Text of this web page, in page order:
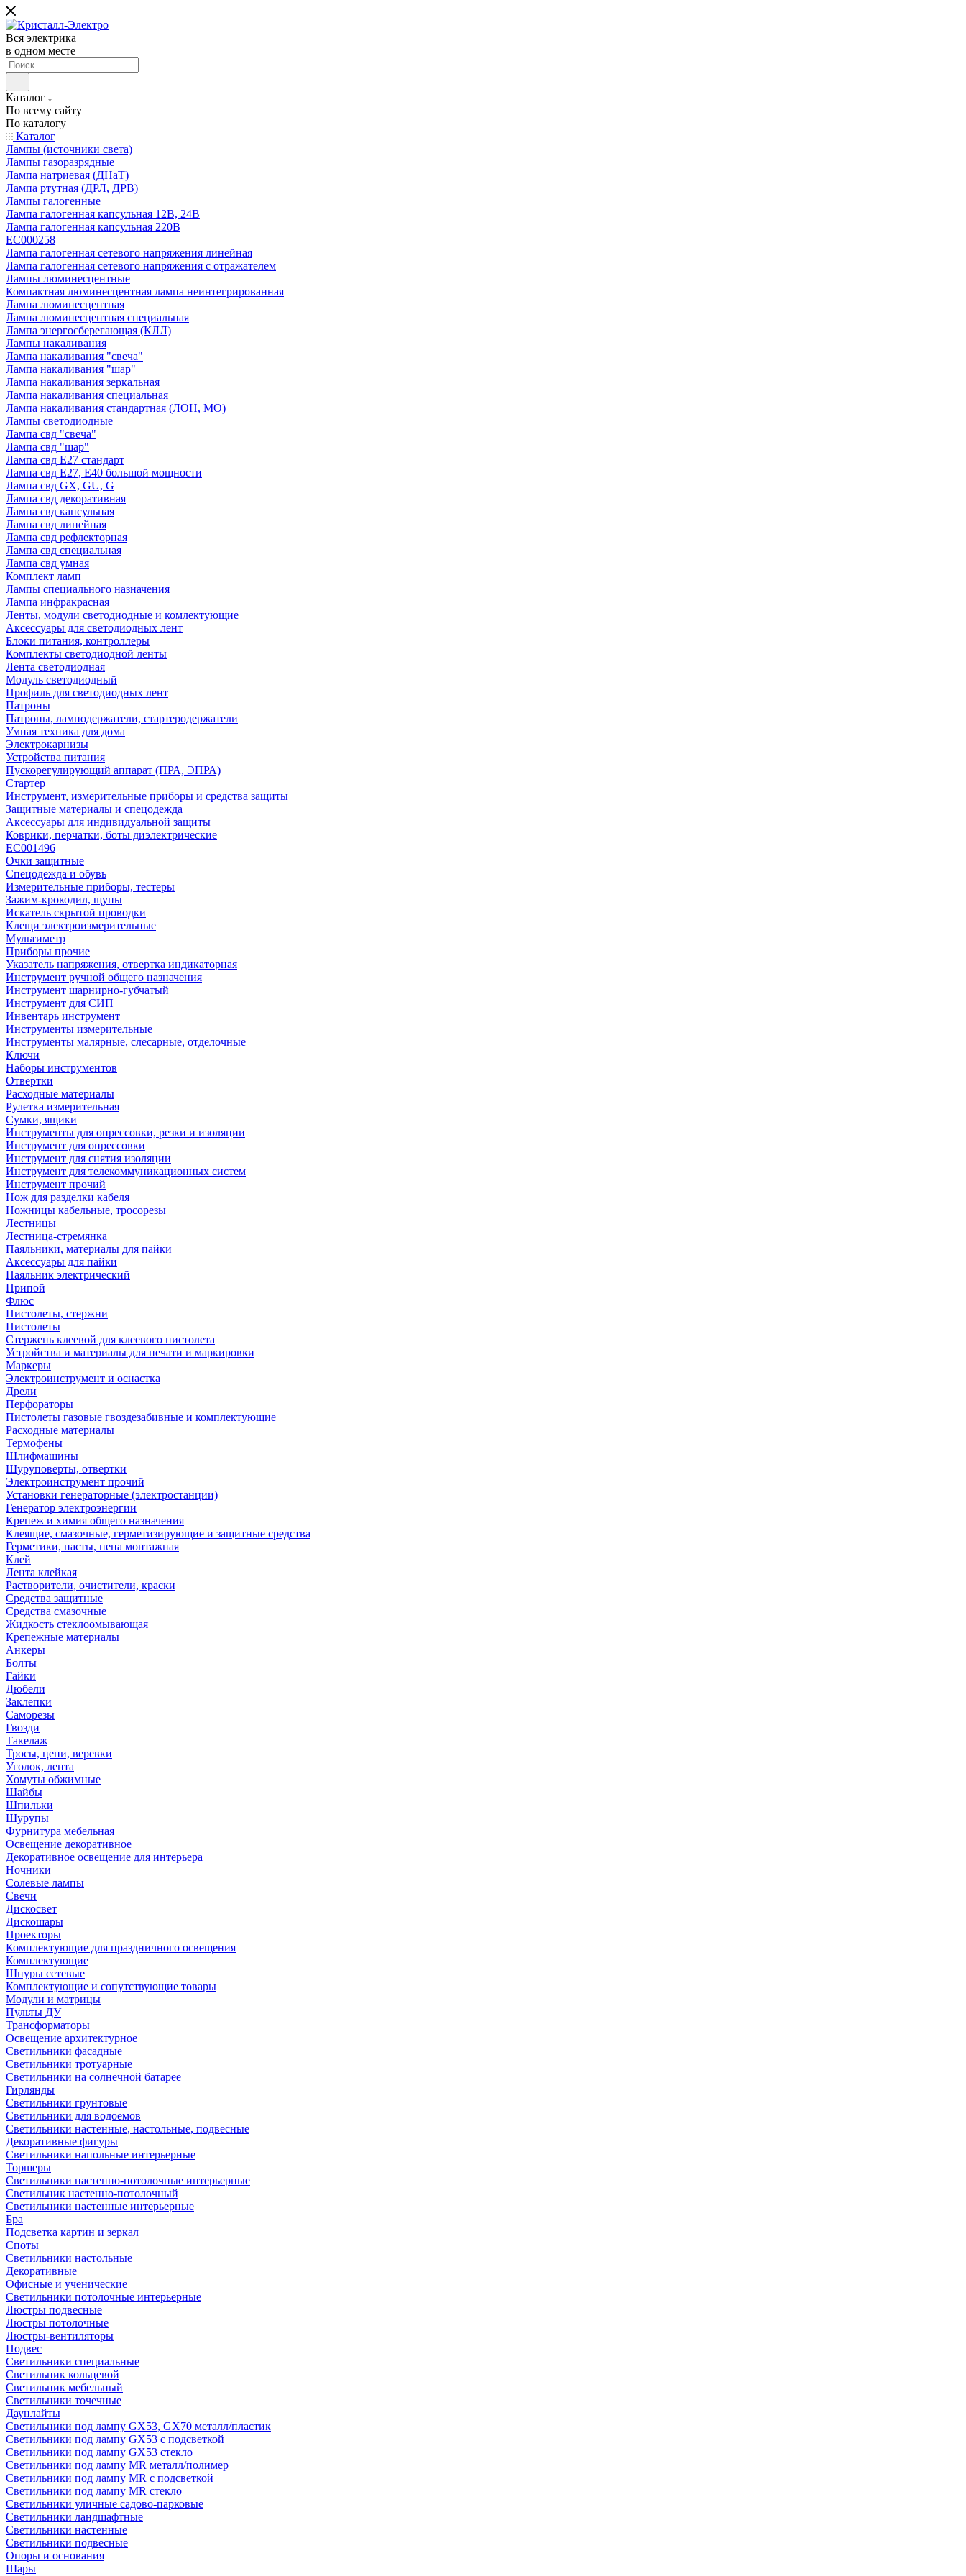
Вся электрика
в одном месте
Каталог
По всему сайту
По каталогу
Каталог
Лампы (источники света)
Лампы газоразрядные
Лампа натриевая (ДНаТ)
Лампа ртутная (ДРЛ, ДРВ)
Лампы галогенные
Лампа галогенная капсульная 12В, 24В
Лампа галогенная капсульная 220В
EC000258
Лампа галогенная сетевого напряжения линейная
Лампа галогенная сетевого напряжения с отражателем
Лампы люминесцентные
Компактная люминесцентная лампа неинтегрированная
Лампа люминесцентная
Лампа люминесцентная специальная
Лампа энергосберегающая (КЛЛ)
Лампы накаливания
Лампа накаливания "свеча"
Лампа накаливания "шар"
Лампа накаливания зеркальная
Лампа накаливания специальная
Лампа накаливания стандартная (ЛОН, МО)
Лампы светодиодные
Лампа свд "свеча"
Лампа свд "шар"
Лампа свд E27 стандарт
Лампа свд E27, Е40 большой мощности
Лампа свд GX, GU, G
Лампа свд декоративная
Лампа свд капсульная
Лампа свд линейная
Лампа свд рефлекторная
Лампа свд специальная
Лампа свд умная
Комплект ламп
Лампы специального назначения
Лампа инфракрасная
Ленты, модули светодиодные и комлектующие
Аксессуары для светодиодных лент
Блоки питания, контроллеры
Комплекты светодиодной ленты
Лента светодиодная
Модуль светодиодный
Профиль для светодиодных лент
Патроны
Патроны, ламподержатели, стартеродержатели
Умная техника для дома
Электрокарнизы
Устройства питания
Пускорегулирующий аппарат (ПРА, ЭПРА)
Стартер
Инструмент, измерительные приборы и средства защиты
Защитные материалы и спецодежда
Аксессуары для индивидуальной защиты
Коврики, перчатки, боты диэлектрические
EC001496
Очки защитные
Спецодежда и обувь
Измерительные приборы, тестеры
Зажим-крокодил, щупы
Искатель скрытой проводки
Клещи электроизмерительные
Мультиметр
Приборы прочие
Указатель напряжения, отвертка индикаторная
Инструмент ручной общего назначения
Инструмент шарнирно-губчатый
Инструмент для СИП
Инвентарь инструмент
Инструменты измерительные
Инструменты малярные, слесарные, отделочные
Ключи
Наборы инструментов
Отвертки
Расходные материалы
Рулетка измерительная
Сумки, ящики
Инструменты для опрессовки, резки и изоляции
Инструмент для опрессовки
Инструмент для снятия изоляции
Инструмент для телекоммуникационных систем
Инструмент прочий
Нож для разделки кабеля
Ножницы кабельные, тросорезы
Лестницы
Лестница-стремянка
Паяльники, материалы для пайки
Аксессуары для пайки
Паяльник электрический
Припой
Флюс
Пистолеты, стержни
Пистолеты
Стержень клеевой для клеевого пистолета
Устройства и материалы для печати и маркировки
Маркеры
Электроинструмент и оснастка
Дрели
Перфораторы
Пистолеты газовые гвоздезабивные и комплектующие
Расходные материалы
Термофены
Шлифмашины
Шуруповерты, отвертки
Электроинструмент прочий
Установки генераторные (электростанции)
Генератор электроэнергии
Крепеж и химия общего назначения
Клеящие, смазочные, герметизирующие и защитные средства
Герметики, пасты, пена монтажная
Клей
Лента клейкая
Растворители, очистители, краски
Средства защитные
Средства смазочные
Жидкость стеклоомывающая
Крепежные материалы
Анкеры
Болты
Гайки
Дюбели
Заклепки
Саморезы
Гвозди
Такелаж
Тросы, цепи, веревки
Уголок, лента
Хомуты обжимные
Шайбы
Шпильки
Шурупы
Фурнитура мебельная
Освещение декоративное
Декоративное освещение для интерьера
Ночники
Солевые лампы
Свечи
Дискосвет
Дискошары
Проекторы
Комплектующие для праздничного освещения
Комплектующие
Шнуры сетевые
Комплектующие и сопутствующие товары
Модули и матрицы
Пульты ДУ
Трансформаторы
Освещение архитектурное
Светильники фасадные
Светильники тротуарные
Светильники на солнечной батарее
Гирлянды
Светильники грунтовые
Светильники для водоемов
Светильники настенные, настольные, подвесные
Декоративные фигуры
Светильники напольные интерьерные
Торшеры
Светильники настенно-потолочные интерьерные
Светильник настенно-потолочный
Светильники настенные интерьерные
Бра
Подсветка картин и зеркал
Споты
Светильники настольные
Декоративные
Офисные и ученические
Светильники потолочные интерьерные
Люстры подвесные
Люстры потолочные
Люстры-вентиляторы
Подвес
Светильники специальные
Светильник кольцевой
Светильник мебельный
Светильники точечные
Даунлайты
Светильники под лампу GX53, GX70 металл/пластик
Светильники под лампу GX53 с подсветкой
Светильники под лампу GX53 стекло
Светильники под лампу MR металл/полимер
Светильники под лампу MR с подсветкой
Светильники под лампу MR стекло
Светильники уличные садово-парковые
Светильники ландшафтные
Светильники настенные
Светильники подвесные
Опоры и основания
Шары